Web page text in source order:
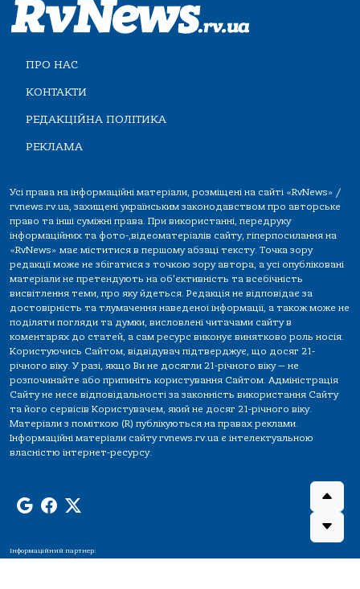
ПРО НАС
КОНТАКТИ
РЕДАКЦІЙНА ПОЛІТИКА
РЕКЛАМА
Усі права на інформаційні матеріали, розміщені на сайті «RvNews» /
rvnews.rv.ua, захищені українським законодавством про авторське
право та інші суміжні права. При використанні, передруку
інформаційних та фото-,відеоматеріалів сайту, гіперпосилання на
«RvNews» має міститися в першому абзаці тексту. Точка зору
редакції може не збігатися з точкою зору автора, а усі опубліковані
матеріали не претендують на об'єктивність та всебічність
висвітлення теми, про яку йдеться. Редакція не відповідає за
достовірність та тлумачення наведеної інформації, а також може не
поділяти погляди та думки, висловлені читачами сайту в
коментарях до статей, а сам ресурс виконує винятково роль носія.
Користуючись Сайтом, відвідувач підтверджує, що досяг 21-
річного віку. У разі, якщо Ви не досягли 21-річного віку — не
розпочинайте або припиніть користування Сайтом. Адміністрація
Сайту не несе відповідальності за законність використання Сайту
та його сервісів Користувачем, який не досяг 21-річного віку.
Матеріали з поміткою (R) публікуються на правах реклами.
Інформаційні матеріали сайту rvnews.rv.ua є інтелектуальною
власністю інтернет-ресурсу.
Інформаційний партнер: